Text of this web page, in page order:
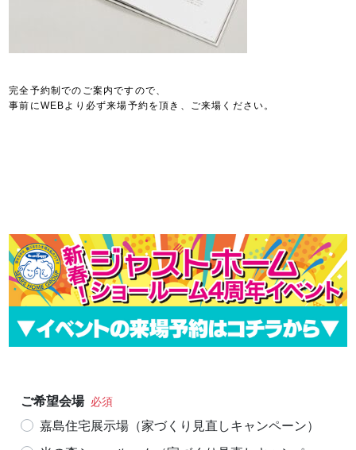
完全予約制でのご案内ですので、
事前にWEBより必ず来場予約を頂き、ご来場ください。